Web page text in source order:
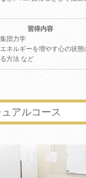
団力学
ネルギーを増やす心の状
方法 など
アルコース